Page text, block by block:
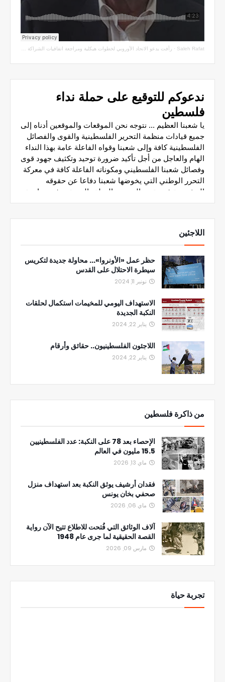
Saleh Rafat
· رأفت يدعو الاتحاد الأوروبي لخطوات هيكلية ومراجعة اتفاقيات الشراكة مع سلطة الاحتلال
اللاجئين
حظر عمل «الأونروا»... محاولة جديدة لتكريس
سيطرة الاحتلال على القدس
نونبر 11, 2024
الاستهداف اليومي للمخيمات استكمال لحلقات
النكبة الجديدة
يناير 22, 2024
اللاجئون الفلسطينيون.. حقائق وأرقام
يناير 22, 2024
من ذاكرة فلسطين
الإحصاء بعد 78 على النكبة: عدد الفلسطينيين
15.5 مليون في العالم
ماي 13, 2026
فقدان أرشيف يوثق النكبة بعد استهداف منزل
صحفي بخان يونس
ماي 06, 2026
آلاف الوثائق التي فُتحت للاطلاع تتيح الآن رواية
القصة الحقيقية لما جرى عام 1948
مارس 09, 2026
تجربة حياة